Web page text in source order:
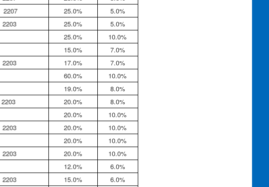
2207 25.0%
5.0%
2203
25.0%
5.0%
25.0%
10.0%
15.0%
7.0%
2203
17.0%
7.0%
60.0% 10.0%
19.0%
8.0%
2203
20.0% 8.0%
20.0%
10.0%
2203
20.0% 10.0%
20.0%
10.0%
2203
20.0% 10.0%
12.0%
6.0%
2203
15.0% 6.0%